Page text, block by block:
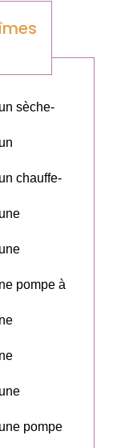
sèche-
chauffe-
pompe à
pompe